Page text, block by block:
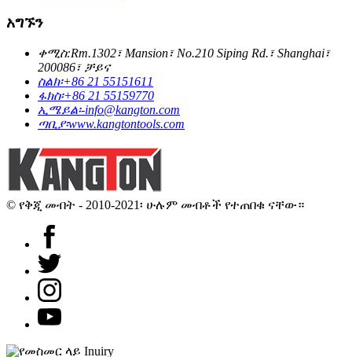
አግኙን
ቀሚስ:Rm.1302፣ Mansion፣ No.210 Siping Rd.፣ Shanghai፣
200086፣ ቻይና
ስልክ፡+86 21 55151611
ፋክስ፡+86 21 55159770
ኢሜይል፡-info@kangton.com
ጣቢያ፡www.kangtontools.com
© የቅጂ መብት - 2010-2021፡ ሁሉም መብቶች የተጠበቁ ናቸው።